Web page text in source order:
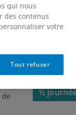
de
Journée
Première
RELIA- 30
½
qui nous
des contenus
votre
Tout refuser